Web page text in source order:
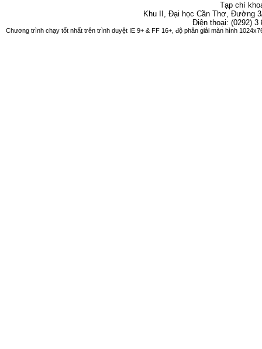
Tạp chí
Khu II, Đại học Cần Thơ, Đường
Điện thoại: (0292)
Chương trình chạy tốt nhất trên trình duyệt IE 9+ & FF 16+, độ phân giải màn hình